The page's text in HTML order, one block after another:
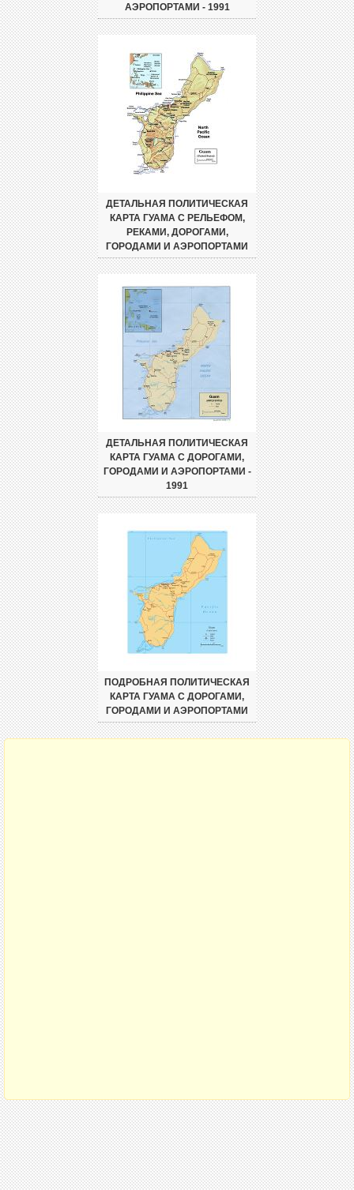
АЭРОПОРТАМИ - 1991
ДЕТАЛЬНАЯ ПОЛИТИЧЕСКАЯ
КАРТА ГУАМА С РЕЛЬЕФОМ,
РЕКАМИ, ДОРОГАМИ,
ГОРОДАМИ И АЭРОПОРТАМИ
ДЕТАЛЬНАЯ ПОЛИТИЧЕСКАЯ
КАРТА ГУАМА С ДОРОГАМИ,
ГОРОДАМИ И АЭРОПОРТАМИ -
1991
ПОДРОБНАЯ ПОЛИТИЧЕСКАЯ
КАРТА ГУАМА С ДОРОГАМИ,
ГОРОДАМИ И АЭРОПОРТАМИ